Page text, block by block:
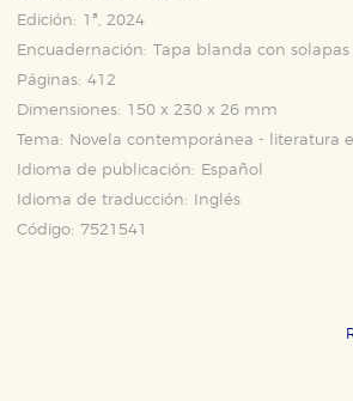
Edición: 1ª, 2024
Encuadernación: Tapa blanda con
Páginas: 412
Dimensiones: 150 x 230 x 26 mm
Tema:
Novela contemporánea - literatura
Idioma de publicación:
Español
Idioma de traducción:
Inglés
Código: 7521541